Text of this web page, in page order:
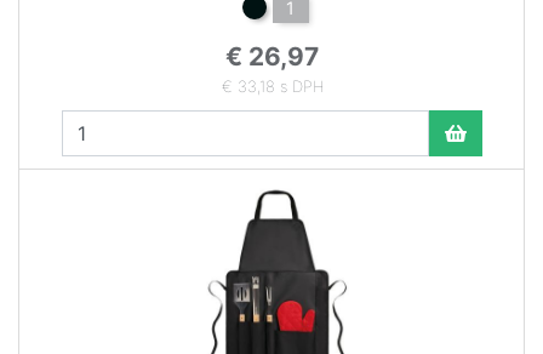
1
€ 26,97
€ 33,18 s DPH